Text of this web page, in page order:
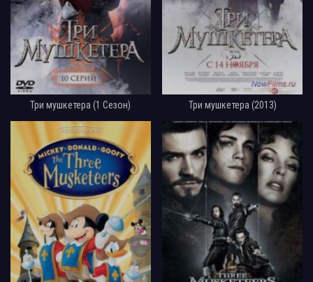
Три мушкетера (1 Сезон) Три мушкетера (2013)